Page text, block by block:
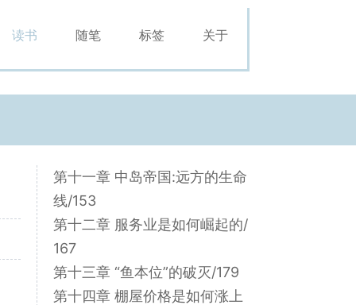
读书 随笔 标签 关于
第十一章 中岛帝国:远方的生命
线/153
第十二章 服务业是如何崛起的/
167
第十三章 “鱼本位”的破灭/179
第十四章 棚屋价格是如何涨上